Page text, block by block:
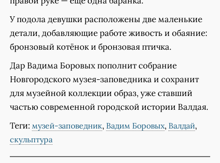
У подола девушки расположены две маленькие
детали, добавляющие работе живость и обаяние:
бронзовый котёнок и бронзовая птичка.
Дар Вадима Боровых пополнит собрание
Новгородского музея-заповедника и сохранит
для музейной коллекции образ, уже ставший
частью современной городской истории Валдая.
Теги: музей-заповедник, Вадим Боровых, Валдай,
скульптура